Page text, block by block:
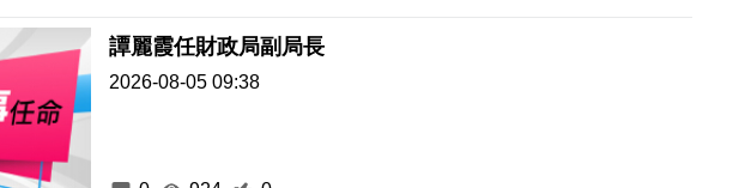
譚麗霞任財政局副局長
2026-08-05 09:38